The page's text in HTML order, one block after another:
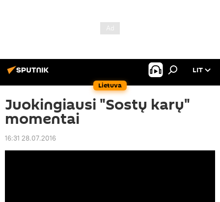
Lietuva
LIT
Juokingiausi "Sostų karų"
momentai
16:31 28.07.2016